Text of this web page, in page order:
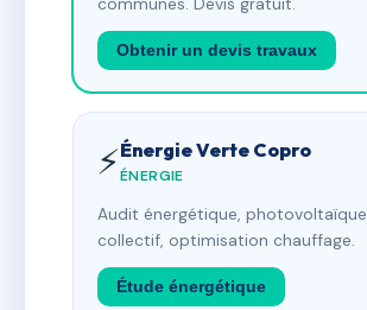
Obtenir un devis travaux
⚡Énergie Verte Copro
ÉNERGIE
Audit énergétique, photovoltaïque
collectif, optimisation chauffage.
Étude énergétique